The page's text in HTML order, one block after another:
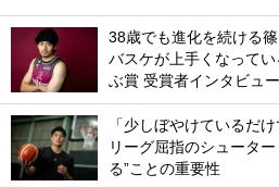
38歳でも進化を続ける
バスケが上手くなって
ぶ賞 受賞者インタビュー
「少しぼやけているだ
リーグ屈指のシュータ
る”ことの重要性